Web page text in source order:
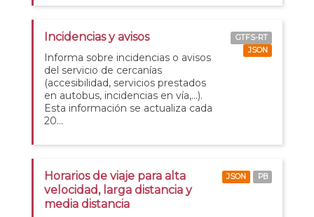
Incidencias y avisos
Informa sobre incidencias o avisos
del servicio de cercanías
(accesibilidad, servicios prestados
en autobus, incidencias en vía,...).
Esta información se actualiza cada
20...
GTFS-RT
JSON
Horarios de viaje para alta
velocidad, larga distancia y
media distancia
JSON PB